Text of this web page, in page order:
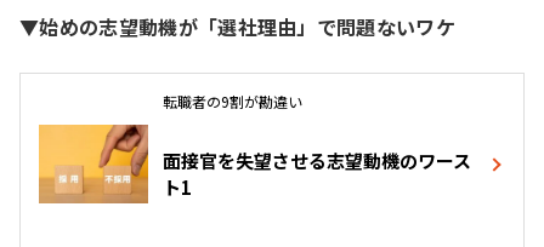
▼始めの志望動機が「選社理由」で問題ないワケ
転職者の9割が勘違い
面接官を失望させる志望動機のワース
ト1